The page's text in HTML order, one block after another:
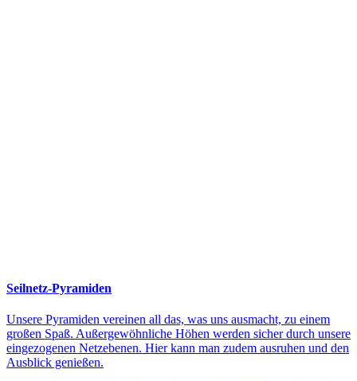
Seilnetz-Pyramiden
Unsere Pyramiden vereinen all das, was uns ausmacht, zu einem
großen Spaß. Außergewöhnliche Höhen werden sicher durch unsere
eingezogenen Netzebenen. Hier kann man zudem ausruhen und den
Ausblick genießen.